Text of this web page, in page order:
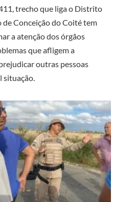
trecho que liga o Distrito
de Conceição do Coité tem
a atenção dos órgãos
que afligem a
outras pessoas
situação.